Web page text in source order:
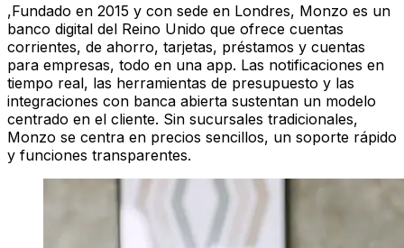
,Fundado en 2015 y con sede en Londres, Monzo es un
banco digital del Reino Unido que ofrece cuentas
corrientes, de ahorro, tarjetas, préstamos y cuentas
para empresas, todo en una app. Las notificaciones en
tiempo real, las herramientas de presupuesto y las
integraciones con banca abierta sustentan un modelo
centrado en el cliente. Sin sucursales tradicionales,
Monzo se centra en precios sencillos, un soporte rápido
y funciones transparentes.